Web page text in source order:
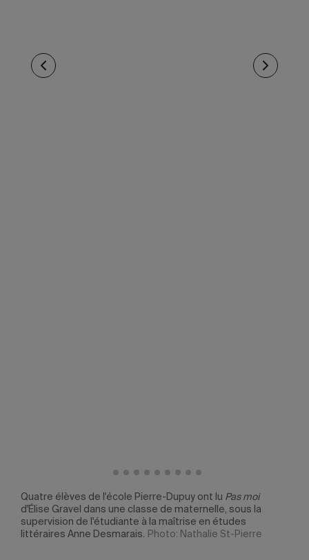
Quatre élèves de l'école Pierre-Dupuy ont lu Pas moi
d'Élise Gravel dans une classe de maternelle, sous la
supervision de l'étudiante à la maîtrise en études
littéraires Anne Desmarais. Photo: Nathalie St-Pierre